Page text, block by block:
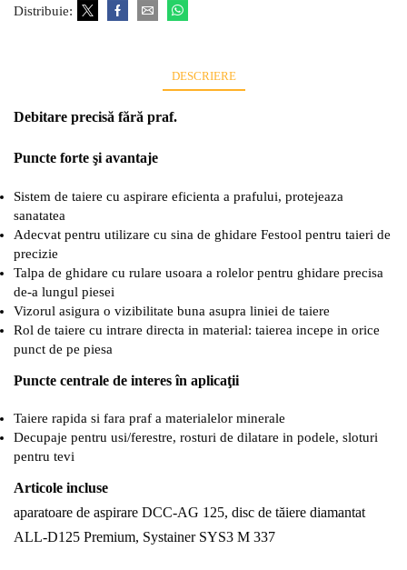
Distribuie:
DESCRIERE
Debitare precisă fără praf.
Puncte forte şi avantaje
Sistem de taiere cu aspirare eficienta a prafului, protejeaza
sanatatea
Adecvat pentru utilizare cu sina de ghidare Festool pentru taieri de
precizie
Talpa de ghidare cu rulare usoara a rolelor pentru ghidare precisa
de-a lungul piesei
Vizorul asigura o vizibilitate buna asupra liniei de taiere
Rol de taiere cu intrare directa in material: taierea incepe in orice
punct de pe piesa
Puncte centrale de interes în aplicaţii
Taiere rapida si fara praf a materialelor minerale
Decupaje pentru usi/ferestre, rosturi de dilatare in podele, sloturi
pentru tevi
Articole incluse
aparatoare de aspirare DCC-AG 125, disc de tăiere diamantat
ALL-D125 Premium, Systainer SYS3 M 337